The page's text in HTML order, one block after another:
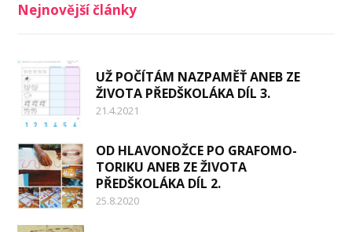
Nejnovější články
UŽ POČÍTÁM NAZPAMĚŤ ANEB ZE
ŽIVOTA PŘEDŠKOLÁKA DÍL 3.
21.4.2021
OD HLAVONOŽCE PO GRAFOMO-
TORIKU ANEB ZE ŽIVOTA
PŘEDŠKOLÁKA DÍL 2.
25.8.2020